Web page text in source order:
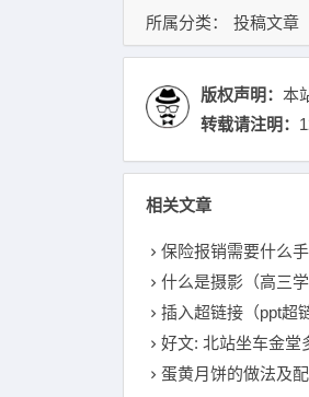
所属分类： 投稿文章
版权声明： 本
转载请注明：
相关文章
保险报销需要什么
什么是摄影（高三
插入超链接（ppt超
好文: 北站坐车金堂
蛋黄月饼的做法及